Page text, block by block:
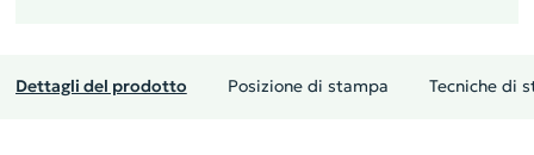
Dettagli del prodotto Posizione di stampa Tecniche di